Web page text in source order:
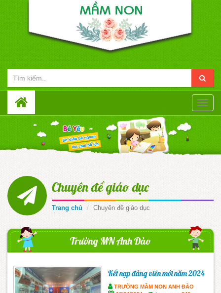
Toggle
Chuyên đề giáo dục
Trang chủ Chuyên đề giáo dục
Trường MN Anh Đào
Kết nạp đảng viên mới năm 2024
TRƯỜNG MẦM NON ANH ĐÀO